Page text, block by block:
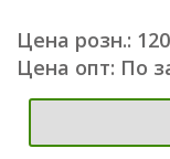
Цена розн.:
Цена опт: По